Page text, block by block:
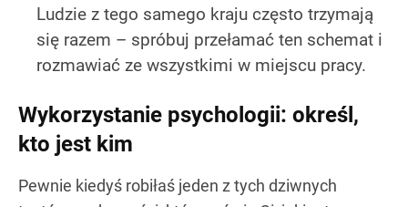
Ludzie z tego samego kraju często trzymają
się razem – spróbuj przełamać ten schemat i
rozmawiać ze wszystkimi w miejscu pracy.
Wykorzystanie psychologii: określ,
kto jest kim
Pewnie kiedyś robiłaś jeden z tych dziwnych